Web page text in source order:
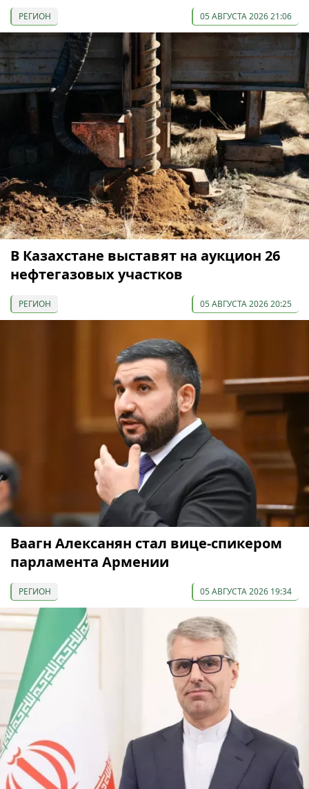
РЕГИОН 05 АВГУСТА 2026 21:06
В Казахстане выставят на аукцион 26
нефтегазовых участков
РЕГИОН 05 АВГУСТА 2026 20:25
Ваагн Алексанян стал вице-спикером
парламента Армении
РЕГИОН 05 АВГУСТА 2026 19:34